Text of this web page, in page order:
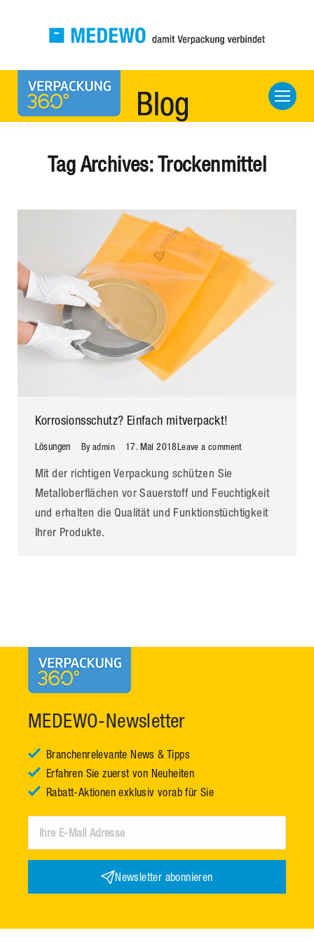
Tag Archives:Trockenmittel
Korrosionsschutz? Einfach mitverpackt!
Lösungen By admin 17. Mai 2018 Leave a comment
Mit der richtigen Verpackung schützen Sie
Metalloberflächen vor Sauerstoff und Feuchtigkeit
und erhalten die Qualität und Funktionstüchtigkeit
Ihrer Produkte.
MEDEWO-Newsletter
Branchenrelevante News & Tipps
Erfahren Sie zuerst von Neuheiten
Rabatt-Aktionen exklusiv vorab für Sie
Newsletter abonnieren